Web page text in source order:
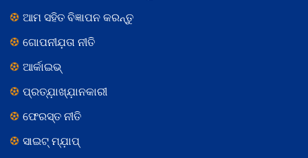
ଆମ ସହିତ ବିଜ୍ଞାପନ କରନ୍ତୁ
ଗୋପନୀଯ଼ତା ନୀତି
ଆର୍କାଇଭ୍
ପ୍ରତ୍ଯ଼ାଖ୍ଯ଼ାନକାରୀ
ଫେରସ୍ତ ନୀତି
ସାଇଟ୍ ମ୍ଯ଼ାପ୍